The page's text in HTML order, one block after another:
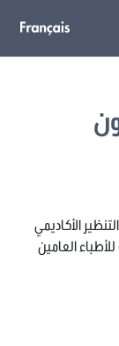
الأكاديمي
العامين